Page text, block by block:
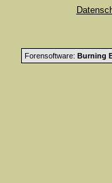
Forensoftware: Burning